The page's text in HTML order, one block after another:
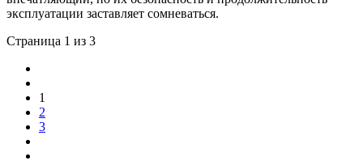
эксплуатации заставляет сомневаться.
Страница 1 из 3
1
2
3